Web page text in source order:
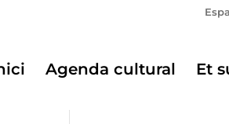
Agenda cultural Et